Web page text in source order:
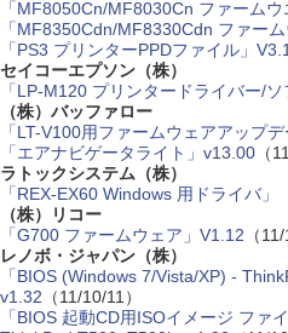
「MF8050Cn/MF8030Cn ファーム
「MF8350Cdn/MF8330Cdn ファー
「PS3 プリンターPPDファイル」
セイコーエプソン（株）
「LP-M120 プリンタードライバー/
（株）バッファロー
「LT-V100用ファームウェアアップ
「エアナビゲータライト」v13.00（
ラトックシステム（株）
「REX-EX60 Windows 用ドライバ」
（株）リコー
「G700 ファームウェア」V1.12 （
レノボ・ジャパン（株）
「BIOS (Windows 7/Vista/XP) -
v1.32 （11/10/11）
「BIOS 起動CD用ISOイメージ ファ